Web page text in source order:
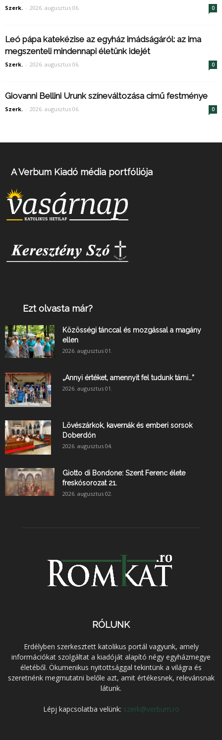
Szerk. - 2026. augusztus 06. 0
Leó pápa katekézise az egyház imádságáról: az ima
megszenteli mindennapi életünk idejét
Szerk. - 2026. augusztus 06. 0
Giovanni Bellini Urunk színeváltozása című festménye
Szerk. - 2026. augusztus 06. 0
A Verbum Kiadó média portfóliója
Ezt olvasta már?
Közösségi tánccal és mozgással a magány
ellen
2026. augusztus 01.
„Annyi értéket, amennyit fel tudunk tárni…”
2026. augusztus 01.
Lövészárkok, kavernák és emberi sorsok
Doberdón
2026. augusztus 04.
Giotto di Bondone: Szent Ferenc élete
freskósorozat 21.
2026. augusztus 02.
RÓLUNK
Erdélyben szerkesztett katolikus portál vagyunk, amely
információkat szolgáltat a kiadóját alapító négy egyházmegye
életéből. Ökumenikus nyitottsággal tekintünk a világra és
szeretnénk megmutatni belőle azt, amit értékesnek, relevánsnak
látunk.
Lépj kapcsolatba velünk: szerk@verbum.ro